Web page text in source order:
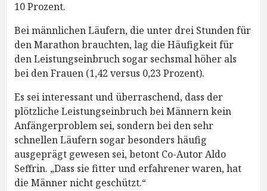
10 Prozent.
Bei männlichen Läufern, die unter drei Stunden für
den Marathon brauchten, lag die Häufigkeit für
den Leistungseinbruch sogar sechsmal höher als
bei den Frauen (1,42 versus 0,23 Prozent).
Es sei interessant und überraschend, dass der
plötzliche Leistungseinbruch bei Männern kein
Anfängerproblem sei, sondern bei den sehr
schnellen Läufern sogar besonders häufig
ausgeprägt gewesen sei, betont Co-Autor Aldo
Seffrin. „Dass sie fitter und erfahrener waren, hat
die Männer nicht geschützt.“